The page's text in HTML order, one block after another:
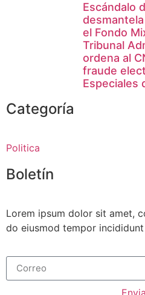
Escándalo
el Fondo
Tribunal
ordena al
fraude
Especiales
Categoría
Politica
Boletín
Lorem ipsum dolor sit amet,
do eiusmod tempor